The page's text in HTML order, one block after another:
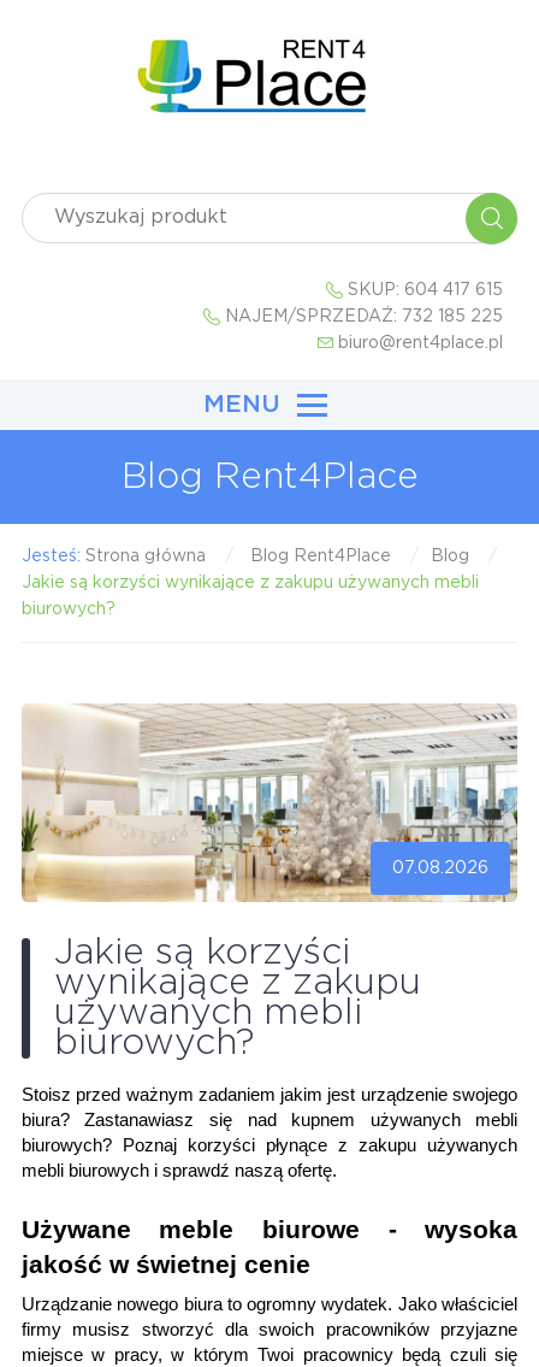
SKUP: 604 417 615
NAJEM/SPRZEDAŻ: 732 185 225
biuro@rent4place.pl
MENU
Blog Rent4Place
Jesteś: Strona główna Blog Rent4Place
Blog
Jakie są korzyści wynikające z zakupu używanych mebli
biurowych?
07.08.2026
Jakie są korzyści
wynikające z zakupu
używanych mebli
biurowych?
Stoisz przed ważnym zadaniem jakim jest urządzenie swojego
biura? Zastanawiasz się nad kupnem używanych mebli
biurowych? Poznaj korzyści płynące z zakupu używanych
mebli biurowych i sprawdź naszą ofertę.
Używane meble biurowe - wysoka
jakość w świetnej cenie
Urządzanie nowego biura to ogromny wydatek. Jako właściciel
firmy musisz stworzyć dla swoich pracowników przyjazne
miejsce w pracy, w którym Twoi pracownicy będą czuli się